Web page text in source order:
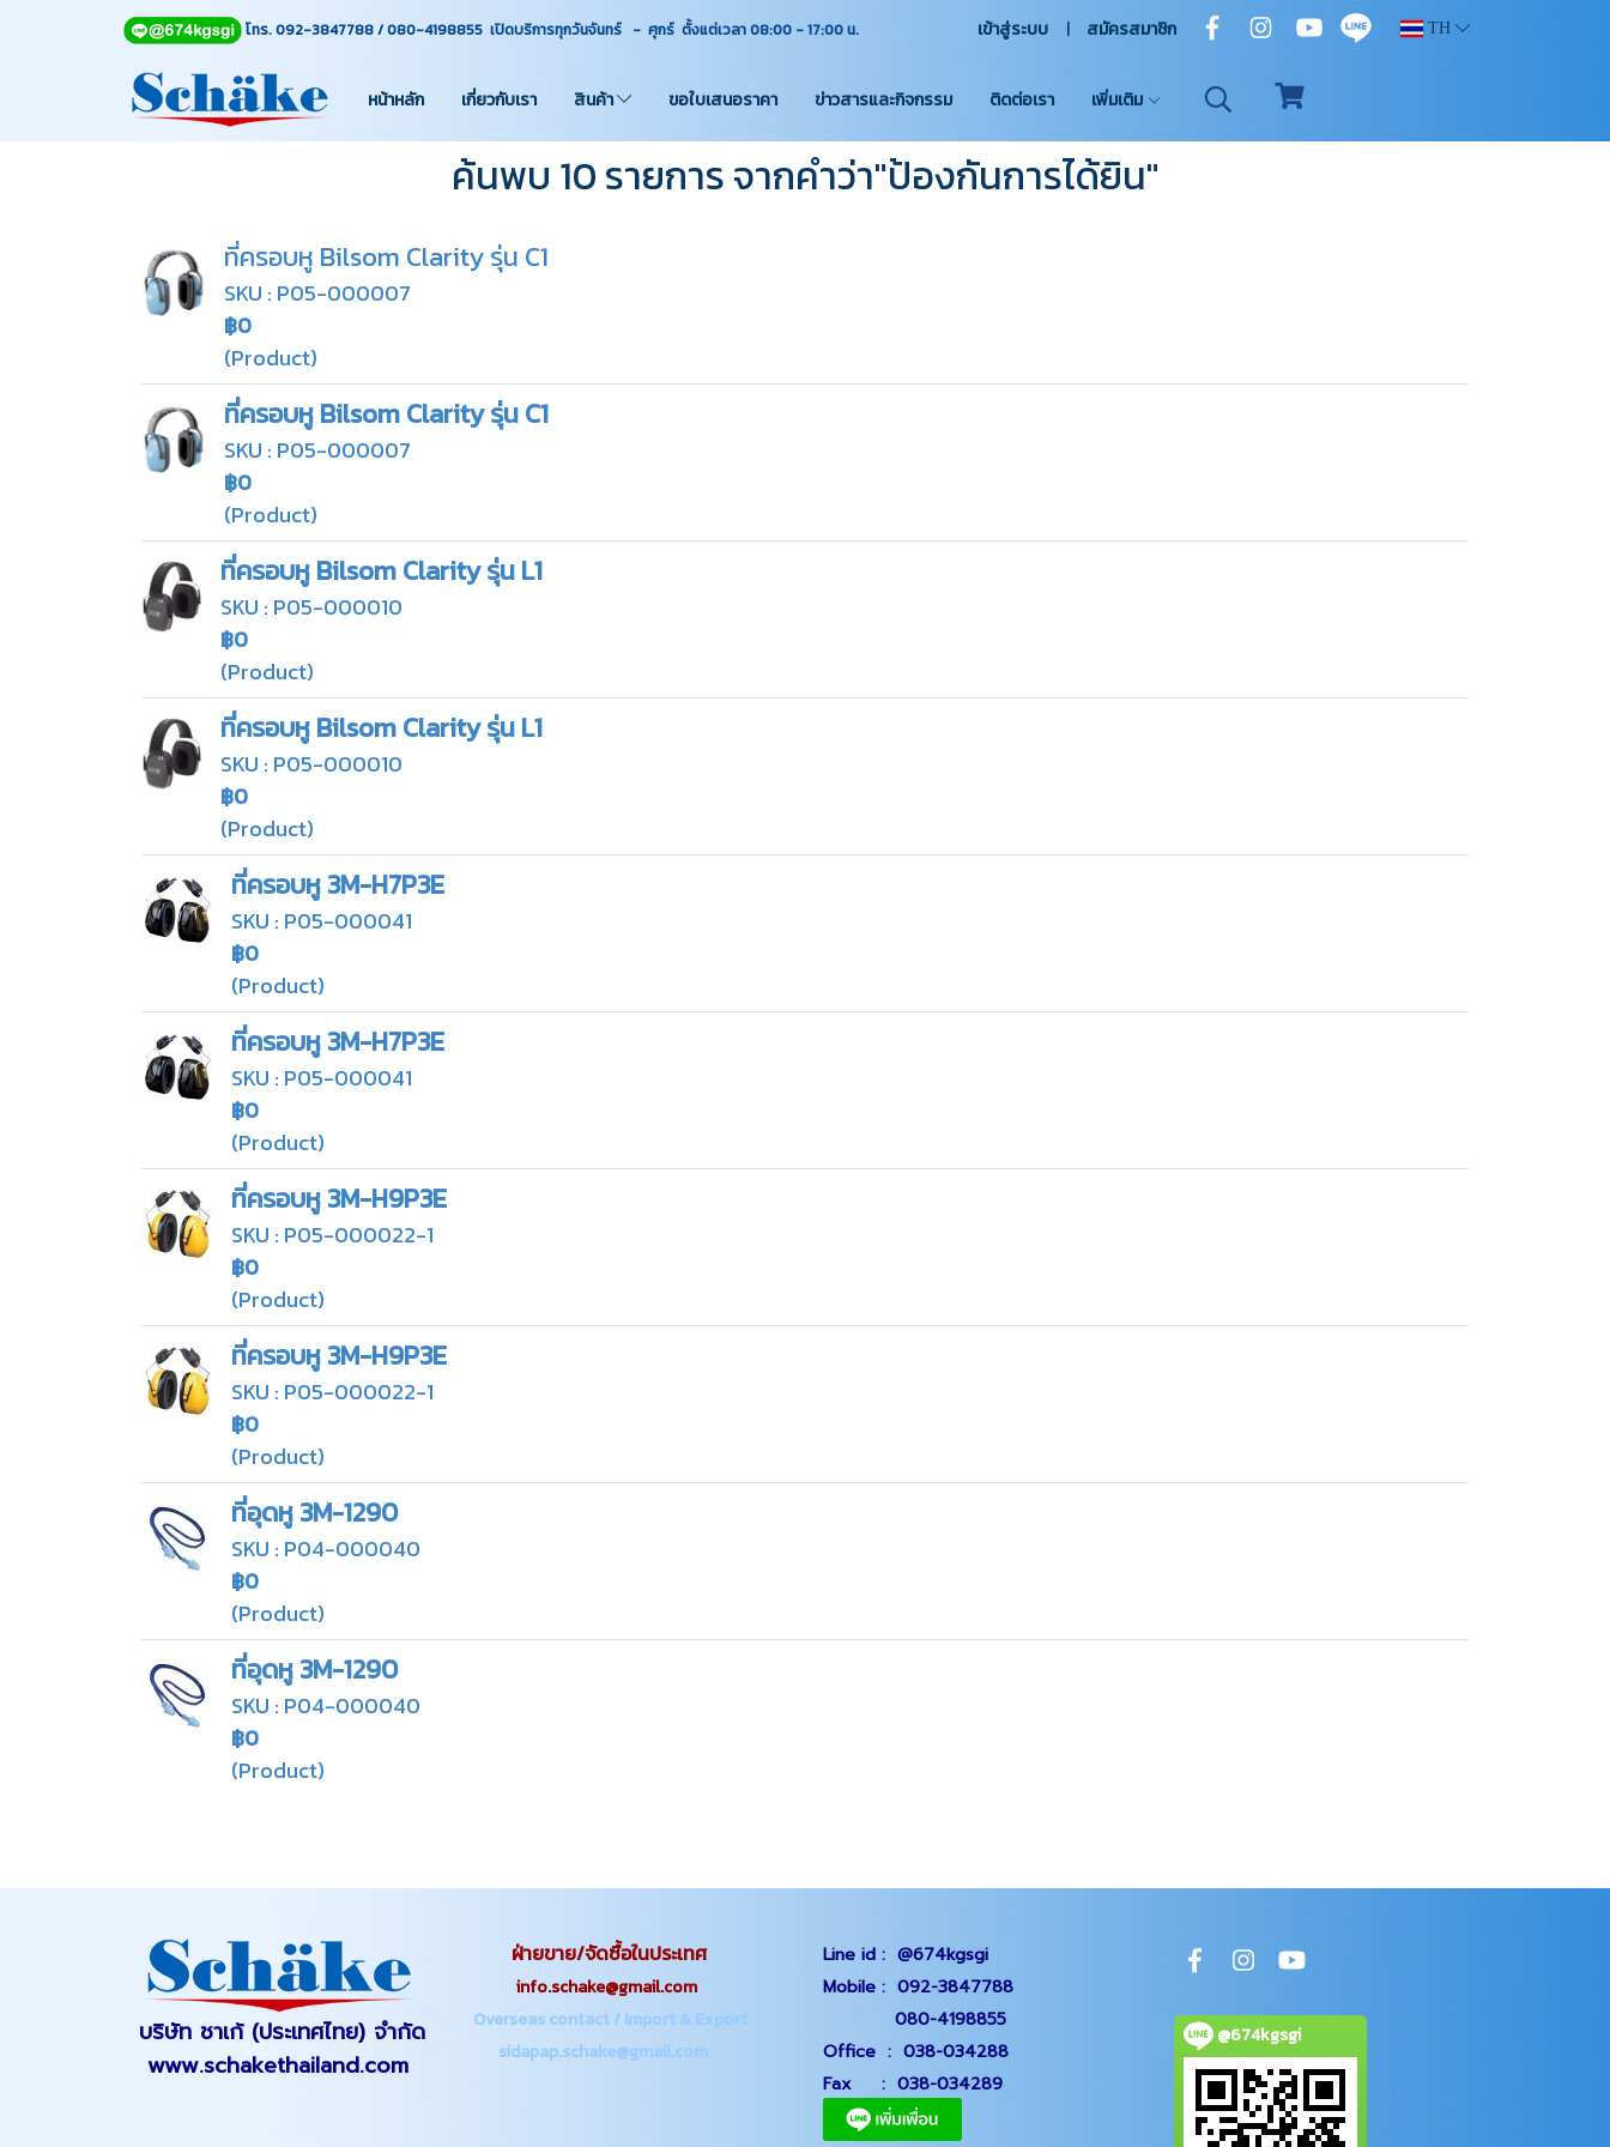
โทร. 092-3847788 / 080-4198855 เปิดบริการทุกวันจันทร์ - ศุกร์ ตั้งแต่เวลา 08:00 - 17:00น. เข้าสู่ระบบ สมัครสมาชิก TH
หน้าหลัก เกี่ยวกับเรา สินค้า ขอใบเสนอราคา ข่าวสารและกิจกรรม ติดต่อเรา เพิ่มเติม
ค้นพบ 10 รายการ จากคำว่า"ป้องกันการได้ยิน"
ที่ครอบหู Bilsom Clarity รุ่น C1
SKU : P05-000007
฿0
(Product)
ที่ครอบหู Bilsom Clarity รุ่น C1
SKU : P05-000007
฿0
(Product)
ที่ครอบหู Bilsom Clarity รุ่น L1
SKU : P05-000010
฿0
(Product)
ที่ครอบหู Bilsom Clarity รุ่น L1
SKU : P05-000010
฿0
(Product)
ที่ครอบหู 3M-H7P3E
SKU : P05-000041
฿0
(Product)
ที่ครอบหู 3M-H7P3E
SKU : P05-000041
฿0
(Product)
ที่ครอบหู 3M-H9P3E
SKU : P05-000022-1
฿0
(Product)
ที่ครอบหู 3M-H9P3E
SKU : P05-000022-1
฿0
(Product)
ที่อุดหู 3M-1290
SKU : P04-000040
฿0
(Product)
ที่อุดหู 3M-1290
SKU : P04-000040
฿0
(Product)
บริษัท ชาเก้ (ประเทศไทย) จำกัด
www.schakethailand.com
ฝ่ายขาย/จัดซื้อในประเทศ
info.schake@gmail.com
Overseas contact / Import & Export
sidapap.schake@gmail.com
Line id : @674kgsgi
Mobile : 092-3847788
080-4198855
Office : 038-034288
Fax : 038-034289
@674kgsgi